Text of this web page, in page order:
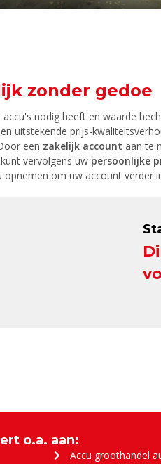
zonder gedoe
accu's nodig heeft en waarde
uitstekende prijs-
een zakelijk account aan te
vervolgens uw persoonlijke
om uw account verder
o.a. aan:
Accu groothandel